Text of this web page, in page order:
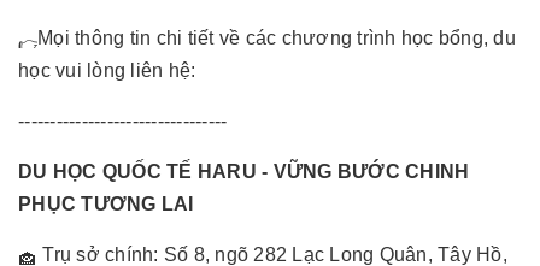
Mọi thông tin chi tiết về các chương trình học bổng, du
học vui lòng liên hệ:
---------------------------------
DU HỌC QUỐC TẾ HARU - VỮNG BƯỚC CHINH
PHỤC TƯƠNG LAI
Trụ sở chính: Số 8, ngõ 282 Lạc Long Quân, Tây Hồ,